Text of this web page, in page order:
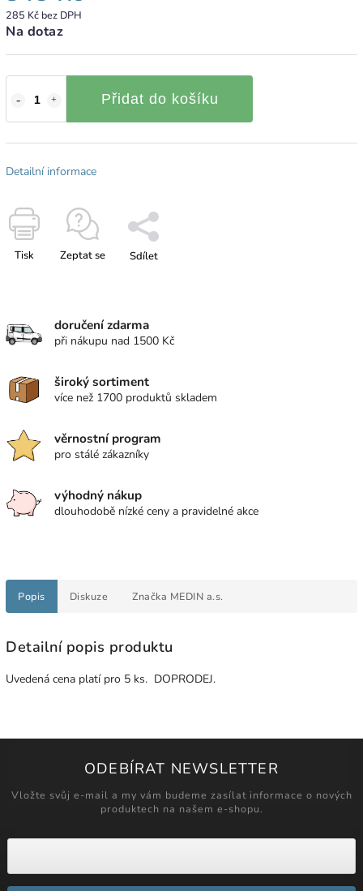
285 Kč bez DPH
Na dotaz
Přidat do košíku
Detailní informace
Tisk Zeptat se Sdílet
doručení zdarma
při nákupu nad 1500 Kč
široký sortiment
více než 1700 produktů skladem
věrnostní program
pro stálé zákazníky
výhodný nákup
dlouhodobě nízké ceny a pravidelné akce
Popis Diskuze Značka MEDIN a.s.
Detailní popis produktu
Uvedená cena platí pro 5 ks. DOPRODEJ.
ODEBÍRAT NEWSLETTER
Vložte svůj e-mail a my vám budeme zasílat informace o nových
produktech na našem e-shopu.